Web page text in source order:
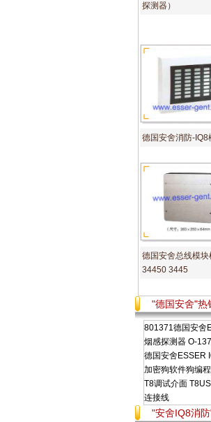
探测器）
德国安舍消防-IQ8
德国安舍总线模
34450 3445
"德国安舍"热
801371德国安舍
烟感探测器 O-
德国安舍ESSER
加密狗软件狗编
T8调试介面
连接线
"安舍IQ8消